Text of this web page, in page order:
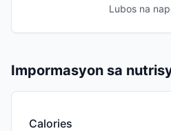
Lubos na
Impormasyon sa
Calories